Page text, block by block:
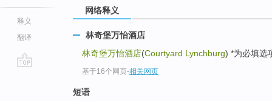
释义
翻译
网络释义
林奇堡万怡酒店
林奇堡万怡酒店(Courtyard Lynchburg) *为必填选
基于16个网页-相关网页
短语